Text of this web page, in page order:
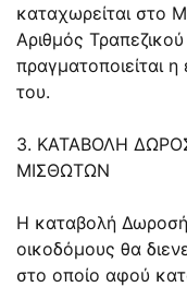
καταχωρείται στο
Αριθμός
πραγματοποιείται
του.
3. ΚΑΤΑΒΟΛΗ
ΜΙΣΘΩΤΩΝ
Η καταβολή
οικοδόμους θα
στο οποίο αφού